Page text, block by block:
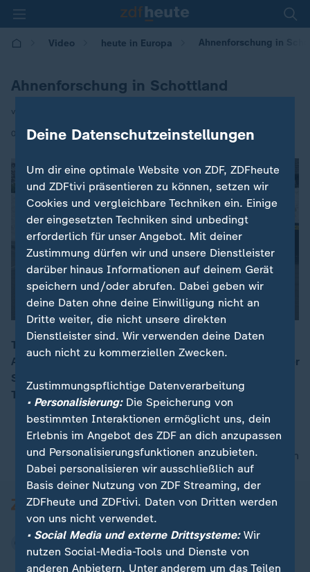
Video heute in Europa Ahnenforschung in
Ahnenforschung in Schottland
von Hilke Petersen
03.06.2025 | 16:00
Touristen kommen nach Schottland, um
Ahnenforschung zu betreiben. Das Internet hilft bei der
Suche nach Vorfahren – die viele dann zu einer
Traumreise machen.
nach oben
Deine Datenschutzeinstellungen
Um dir eine optimale Website von ZDF, ZDFheute
und ZDFtivi präsentieren zu können, setzen wir
Cookies und vergleichbare Techniken ein. Einige
der eingesetzten Techniken sind unbedingt
erforderlich für unser Angebot. Mit deiner
Zustimmung dürfen wir und unsere Dienstleister
darüber hinaus Informationen auf deinem Gerät
speichern und/oder abrufen. Dabei geben wir
deine Daten ohne deine Einwilligung nicht an
Dritte weiter, die nicht unsere direkten
Dienstleister sind. Wir verwenden deine Daten
auch nicht zu kommerziellen Zwecken.
Zustimmungspflichtige Datenverarbeitung
• Personalisierung:Die Speicherung von
bestimmten Interaktionen ermöglicht uns, dein
Erlebnis im Angebot des ZDF an dich anzupassen
und Personalisierungsfunktionen anzubieten.
Dabei personalisieren wir ausschließlich auf
Basis deiner Nutzung von ZDF Streaming, der
ZDFheute und ZDFtivi. Daten von Dritten werden
von uns nicht verwendet.
• Social Media und externe Drittsysteme:Wir
nutzen Social-Media-Tools und Dienste von
anderen Anbietern. Unter anderem um das Teilen